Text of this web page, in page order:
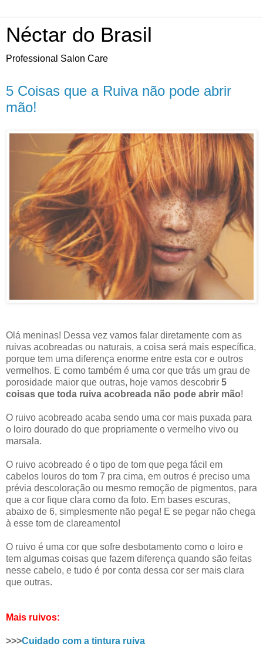
Néctar do Brasil
Professional Salon Care
5 Coisas que a Ruiva não pode abrir
mão!
Olá meninas! Dessa vez vamos falar diretamente com as
ruivas acobreadas ou naturais, a coisa será mais específica,
porque tem uma diferença enorme entre esta cor e outros
vermelhos. E como também é uma cor que trás um grau de
porosidade maior que outras, hoje vamos descobrir 5
coisas que toda ruiva acobreada não pode abrir mão!
O ruivo acobreado acaba sendo uma cor mais puxada para
o loiro dourado do que propriamente o vermelho vivo ou
marsala.
O ruivo acobreado é o tipo de tom que pega fácil em
cabelos louros do tom 7 pra cima, em outros é preciso uma
prévia descoloração ou mesmo remoção de pigmentos, para
que a cor fique clara como da foto. Em bases escuras,
abaixo de 6, simplesmente não pega! E se pegar não chega
à esse tom de clareamento!
O ruivo é uma cor que sofre desbotamento como o loiro e
tem algumas coisas que fazem diferença quando são feitas
nesse cabelo, e tudo é por conta dessa cor ser mais clara
que outras.
Mais ruivos:
>>>Cuidado com a tintura ruiva